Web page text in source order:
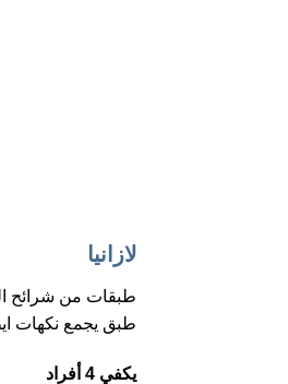
لازانيا
طبقات من شرائح
طبق يجمع نكهات
يكفي 4 أفراد